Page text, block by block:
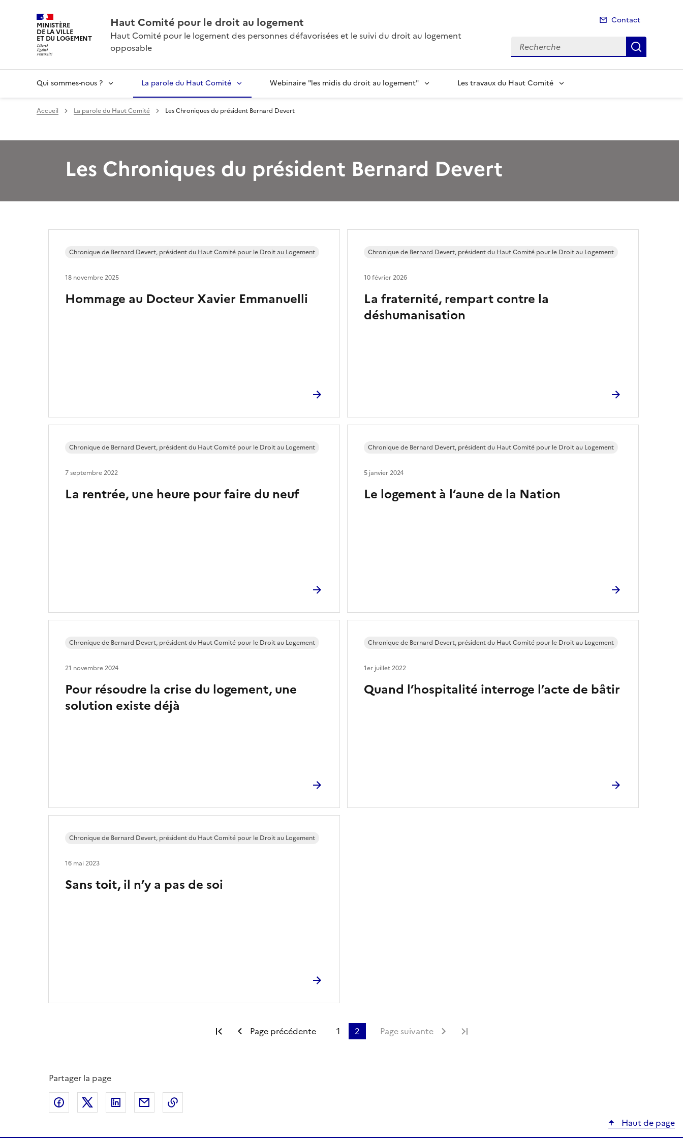
MINISTÈRE
DE LA VILLE
ET DU LOGEMENT
Haut Comité pour le droit au logement
Haut Comité pour le logement des personnes défavorisées et le suivi du droit au logement
opposable
Contact
Recherche
Qui sommes-nous ? La parole du Haut Comité Webinaire "les midis du droit au logement" Les travaux du Haut Comité
Accueil La parole du Haut Comité Les Chroniques du président Bernard Devert
Les Chroniques du président Bernard Devert
Hommage au Docteur Xavier Emmanuelli
Chronique de Bernard Devert, président du Haut Comité pour le Droit au Logement
18 novembre 2025
La fraternité, rempart contre la
déshumanisation
Chronique de Bernard Devert, président du Haut Comité pour le Droit au Logement
10 février 2026
La rentrée, une heure pour faire du neuf
Chronique de Bernard Devert, président du Haut Comité pour le Droit au Logement
7 septembre 2022
Le logement à l’aune de la Nation
Chronique de Bernard Devert, président du Haut Comité pour le Droit au Logement
5 janvier 2024
Pour résoudre la crise du logement, une
solution existe déjà
Chronique de Bernard Devert, président du Haut Comité pour le Droit au Logement
21 novembre 2024
Quand l’hospitalité interroge l’acte de bâtir
Chronique de Bernard Devert, président du Haut Comité pour le Droit au Logement
1er juillet 2022
Sans toit, il n’y a pas de soi
Chronique de Bernard Devert, président du Haut Comité pour le Droit au Logement
16 mai 2023
Première page
Page précédente 1 2 Page suivante
Partager la page
Partager sur Facebook
Partager sur XPartager sur LinkedIn
Partager par email
Haut de page